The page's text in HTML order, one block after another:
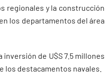
regionales y la construcción
los departamentos del área
de U$S 7.5 millones
los destacamentos navales.